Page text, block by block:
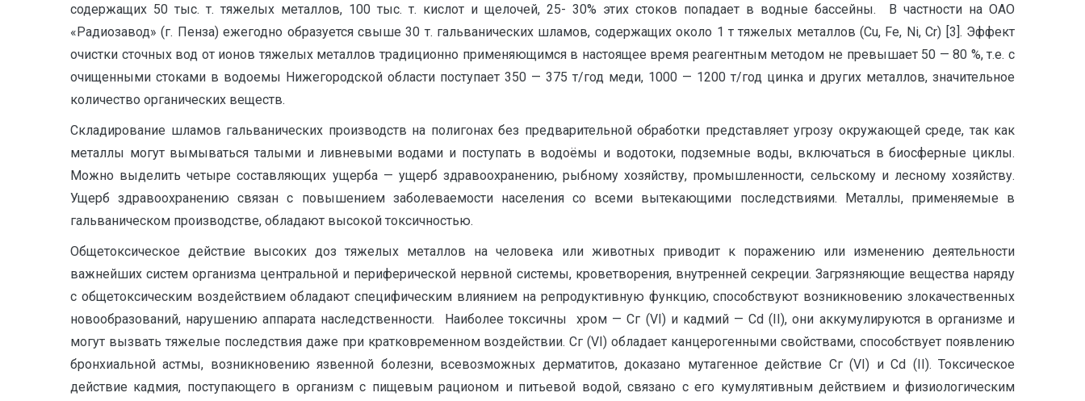
содержащих 50 тыс. т. тяжелых металлов, 100 тыс. т. кислот и щелочей, 25- 30% этих стоков попадает в водные бассейны. В частности на ОАО
«Радиозавод» (г. Пенза) ежегодно образуется свыше 30 т. гальванических шламов, содержащих около 1 т тяжелых металлов (Сu, Fе, Ni, Сr) [3]. Эффект
очистки сточных вод от ионов тяжелых металлов традиционно применяющимся в настоящее время реагентным методом не превышает 50 — 80 %, т.е. с
очищенными стоками в водоемы Нижегородской области поступает 350 — 375 т/год меди, 1000 — 1200 т/год цинка и других металлов, значительное
количество органических веществ.
Складирование шламов гальванических производств на полигонах без предварительной обработки представляет угрозу окружающей среде, так как
металлы могут вымываться талыми и ливневыми водами и поступать в водоёмы и водотоки, подземные воды, включаться в биосферные циклы.
Можно выделить четыре составляющих ущерба — ущерб здравоохранению, рыбному хозяйству, промышленности, сельскому и лесному хозяйству.
Ущерб здравоохранению связан с повышением заболеваемости населения со всеми вытекающими последствиями. Металлы, применяемые в
гальваническом производстве, обладают высокой токсичностью.
Общетоксическое действие высоких доз тяжелых металлов на человека или животных приводит к поражению или изменению деятельности
важнейших систем организма центральной и периферической нервной системы, кроветворения, внутренней секреции. Загрязняющие вещества наряду
с общетоксическим воздействием обладают специфическим влиянием на репродуктивную функцию, способствуют возникновению злокачественных
новообразований, нарушению аппарата наследственности. Наиболее токсичны хром — Сг (VI) и кадмий — Cd (II), они аккумулируются в организме и
могут вызвать тяжелые последствия даже при кратковременном воздействии. Сг (VI) обладает канцерогенными свойствами, способствует появлению
бронхиальной астмы, возникновению язвенной болезни, всевозможных дерматитов, доказано мутагенное действие Сг (VI) и Cd (II). Токсическое
действие кадмия, поступающего в организм с пищевым рационом и питьевой водой, связано с его кумулятивным действием и физиологическим